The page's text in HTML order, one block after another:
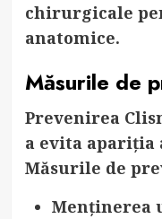
chirurgicale
anatomice.
Măsurile de
Prevenirea
a evita apariția
Măsurile de
Menținerea